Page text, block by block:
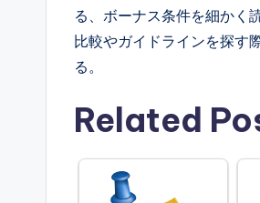
る、ボーナス条件を細かく
比較やガイドラインを探す
る。
Related